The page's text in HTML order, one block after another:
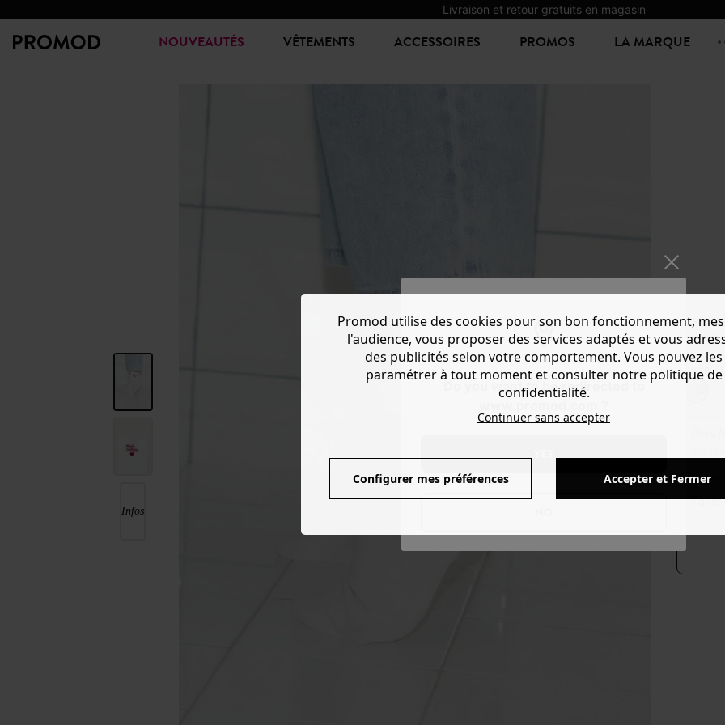
Livraison et retour gratuits en magasin
Do you want to be redirected to
NOUVEAUTÉS VÊTEMENTS ACCESSOIRES PROMOS LA MARQUE
Infos
3,00 €
Couleur :
Voir
taille
Promod utilise des cookies pour son bon fonctionnement,
l'audience, vous proposer des services adaptés et vous
des publicités selon votre comportement. Vous pouvez les
paramétrer à tout moment et consulter notre politique de
confidentialité.
Continuer sans accepter
Configurer mes préférences Accepter et Fermer